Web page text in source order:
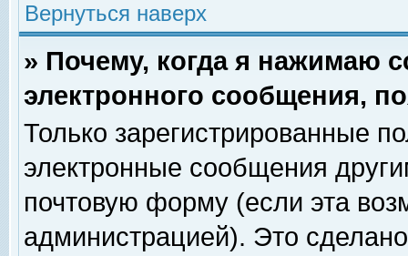
Вернуться наверх
» Почему, когда я нажимаю
электронного сообщения,
Только зарегистрированные
электронные сообщения
почтовую форму (если эта
администрацией). Это